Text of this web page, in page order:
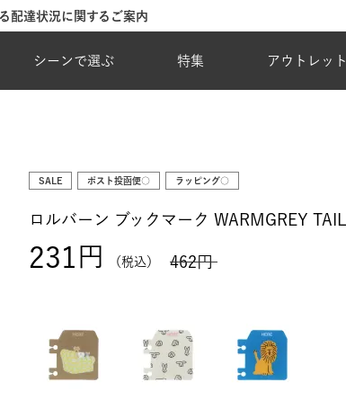
配達状況に関するご案内
シーンで選ぶ 特集 アウトレット
SALE ポスト投函便○ ラッピング○
ロルバーン ブックマーク WARMGREY TAIL
462
231 税込